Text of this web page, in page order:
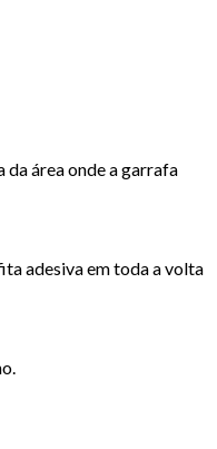
da área onde a garrafa
adesiva em toda a volta